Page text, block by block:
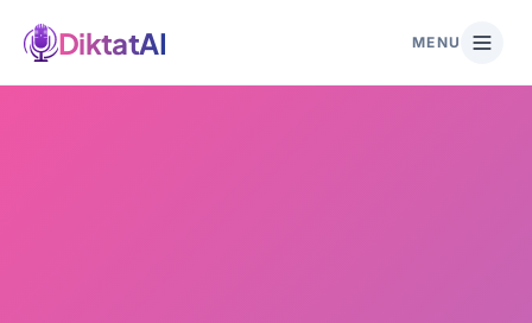
DiktatAI MENU